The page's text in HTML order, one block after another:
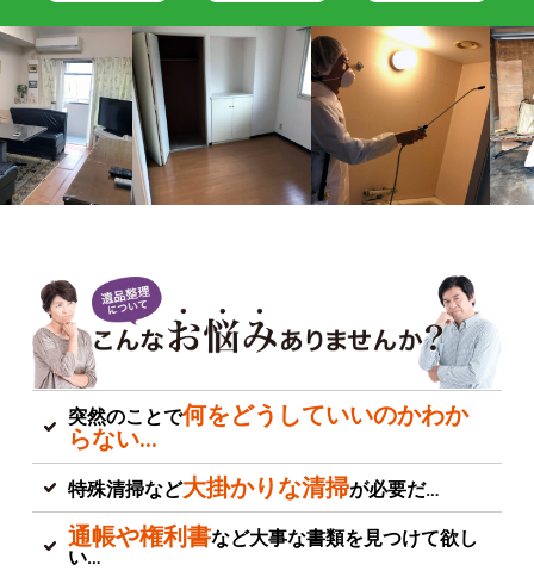
突然のことで何をどうしていいのかわか
らない…
特殊清掃など大掛かりな清掃が必要だ…
通帳や権利書など大事な書類を見つけて欲し
い…